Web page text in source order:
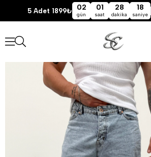
5 Adet 1899₺ 02
gün
01
saat
28
dakika
18
saniye